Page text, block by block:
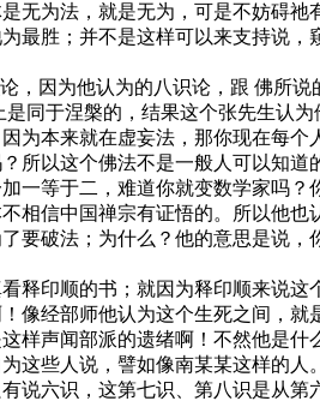
无为法，就是无为，可是不妨碍
胜；并不是这样可以来支持说，
因为他认为的八识论，跟 佛所说
同于涅槃的，结果这个张先生认
本来就在虚妄法，那你现在每
所以这个佛法不是一般人可以知道
于二，难道你就变数学家吗？你
信中国禅宗有证悟的。所以他
破法；为什么？他的意思是说
印顺的书；就因为释印顺来说这
经部师他认为这个生死之间，
声闻部派的遗绪啊！不然他是
些人说，譬如像南某某这样的
六识，这第七识、第八识是从